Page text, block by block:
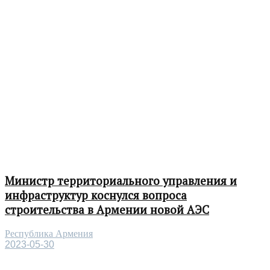
Министр территориального управления и
инфраструктур коснулся вопроса
строительства в Армении новой АЭС
Республика Армения
2023-05-30